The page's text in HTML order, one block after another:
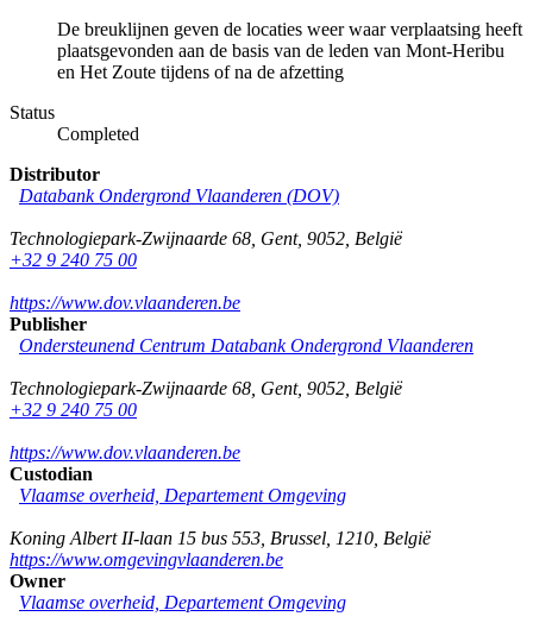
De breuklijnen geven de locaties weer waar verplaatsing heeft
plaatsgevonden aan de basis van de leden van Mont-Heribu
en Het Zoute tijdens of na de afzetting
Status
Completed
Distributor
Databank Ondergrond Vlaanderen (DOV)
Technologiepark-Zwijnaarde 68 Gent, 9052 België
+32 9 240 75 00
https://www.dov.vlaanderen.be
Publisher
Ondersteunend Centrum Databank Ondergrond Vlaanderen
Technologiepark-Zwijnaarde 68 Gent, 9052 België
+32 9 240 75 00
https://www.dov.vlaanderen.be
Custodian
Vlaamse overheid, Departement Omgeving
Koning Albert II-laan 15 bus 553 Brussel 1210 België
https://www.omgevingvlaanderen.be
Owner
Vlaamse overheid, Departement Omgeving